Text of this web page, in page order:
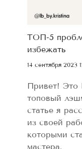
ТОП-5
избежать
14 сентября 2023
Привет! Это
топовый
статье я
из своей
которыми
мастера.